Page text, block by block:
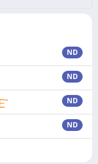
ND
ND
ND
ND